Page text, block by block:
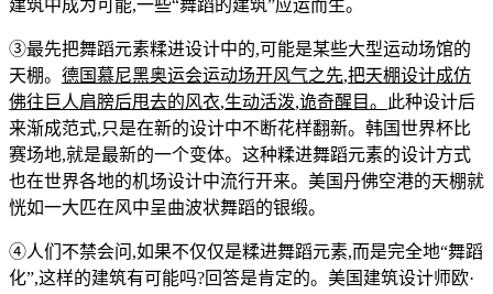
建筑中成为可能,一些“舞蹈的建筑”应运而生。
③最先把舞蹈元素糅进设计中的,可能是某些大型运动场馆的
天棚。 德国慕尼黑奥运会运动场开风气之先,把天棚设计成仿
佛往巨人肩膀后甩去的风衣,生动活泼,诡奇醒目。
此种设计后
来渐成范式,只是在新的设计中不断花样翻新。韩国世界杯比
赛场地,就是最新的一个变体。这种糅进舞蹈元素的设计方式
也在世界各地的机场设计中流行开来。美国丹佛空港的天棚就
恍如一大匹在风中呈曲波状舞蹈的银缎。
④人们不禁会问,如果不仅仅是糅进舞蹈元素,而是完全地“舞蹈
化”,这样的建筑有可能吗?回答是肯定的。美国建筑设计师欧·